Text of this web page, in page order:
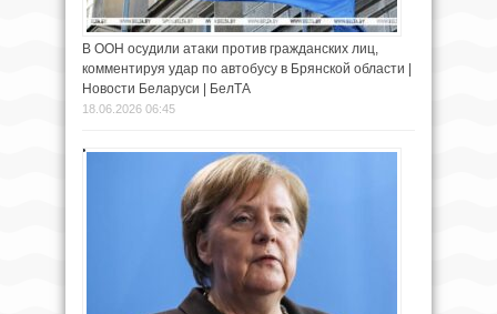
В ООН осудили атаки против гражданских лиц,
комментируя удар по автобусу в Брянской области |
Новости Беларуси | БелТА
18.06.2026 06:45